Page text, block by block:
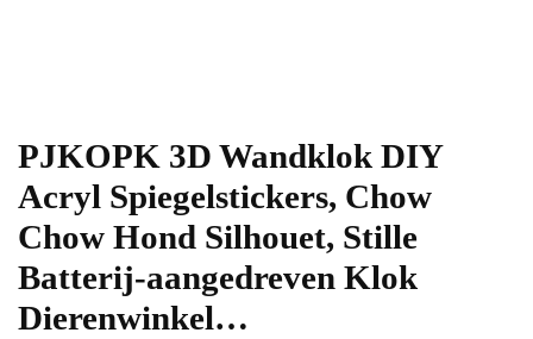
PJKOPK 3D Wandklok DIY
Acryl Spiegelstickers, Chow
Chow Hond Silhouet, Stille
Batterij-aangedreven Klok
Dierenwinkel…